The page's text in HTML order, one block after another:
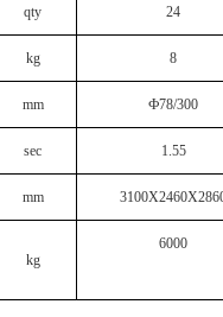
qty 24
kg 8
mm Ф78/300
sec 1.55
mm
kg
6000